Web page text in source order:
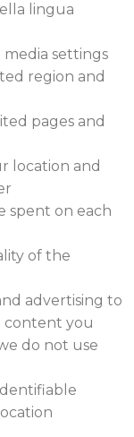
lingua
media settings
region and
pages and
location and
spent on each
of the
advertising to
content you
do not use